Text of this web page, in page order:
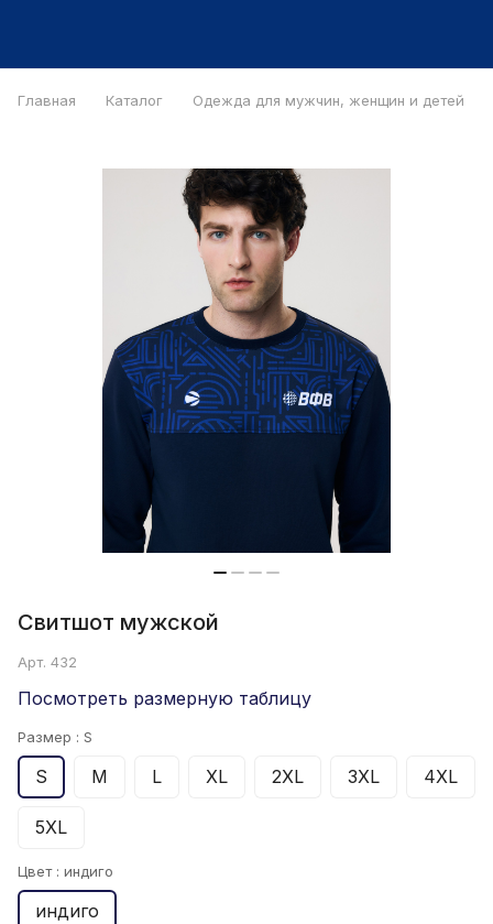
Главная Каталог Одежда для мужчин, женщин и детей
Свитшот мужской
Арт. 432
Посмотреть размерную таблицу
Размер : S
S M L XL 2XL 3XL 4XL
5XL
Цвет : индиго
индиго